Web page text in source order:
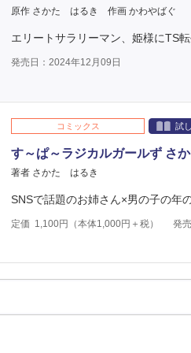
原作 さかた はるき 作画 かわやばぐ
エリートサラリーマン、姫様にTS
発売日：2024年12月09日
コミックス 試
す～ぱ～ラジカルガールず さ
著者 さかた はるき
SNSで話題のお姉さん×男の子の年
定価 1,100円（本体1,000円＋税） 発